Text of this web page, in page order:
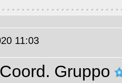
11:03
Gruppo